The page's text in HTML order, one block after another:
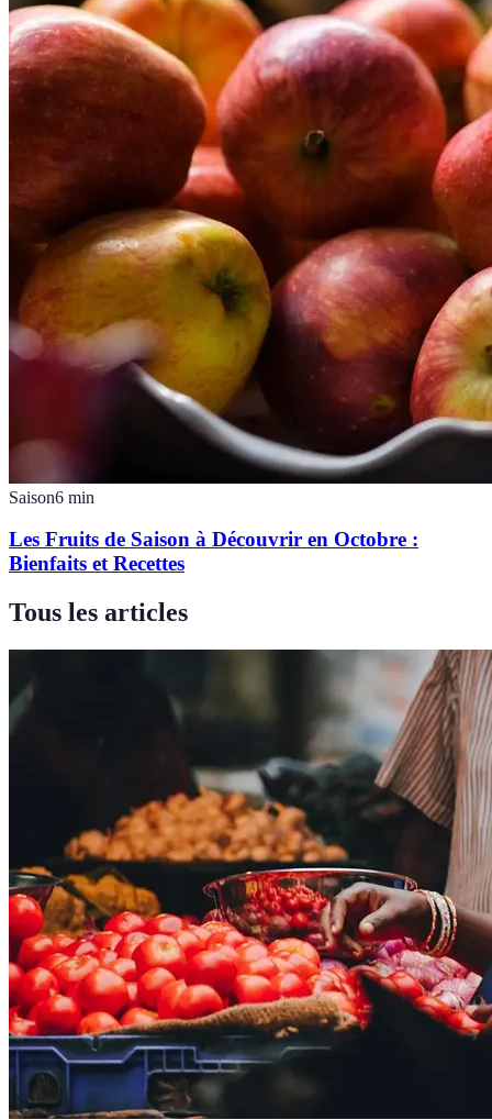
Saison6 min
Les Fruits de Saison à Découvrir en Octobre :
Bienfaits et Recettes
Tous les articles